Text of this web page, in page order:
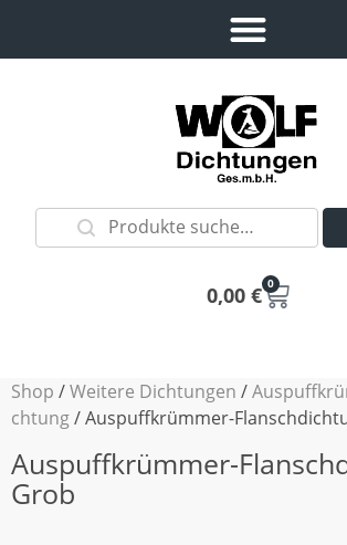
0,00 € 0
Shop /Weitere Dichtungen /
chtung/ Auspuffkrümmer-
Auspuffkrümmer-
Grob